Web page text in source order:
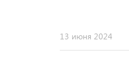
13 июня 2024